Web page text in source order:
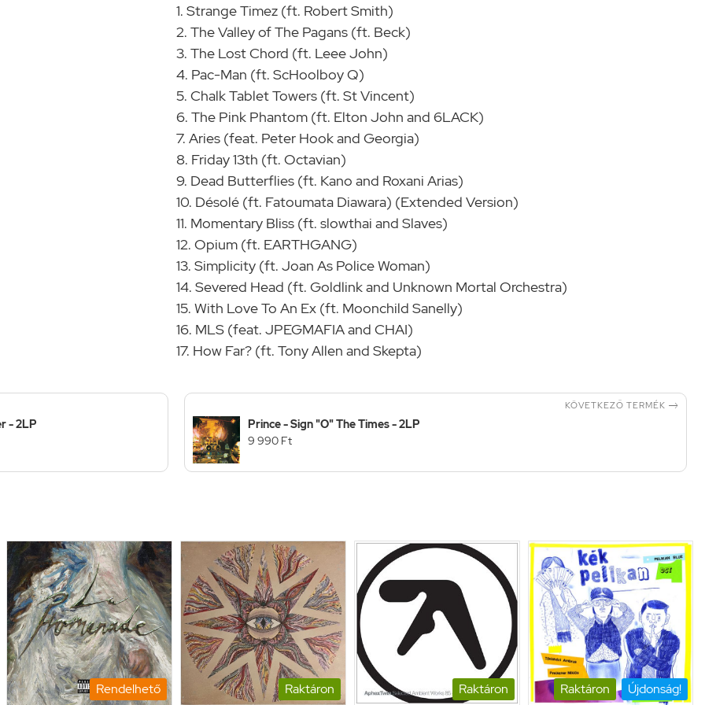
1. Strange Timez (ft. Robert Smith)
2. The Valley of The Pagans (ft. Beck)
3. The Lost Chord (ft. Leee John)
4. Pac-Man (ft. ScHoolboy Q)
5. Chalk Tablet Towers (ft. St Vincent)
6. The Pink Phantom (ft. Elton John and 6LACK)
7. Aries (feat. Peter Hook and Georgia)
8. Friday 13th (ft. Octavian)
9. Dead Butterflies (ft. Kano and Roxani Arias)
10. Désolé (ft. Fatoumata Diawara) (Extended Version)
11. Momentary Bliss (ft. slowthai and Slaves)
12. Opium (ft. EARTHGANG)
13. Simplicity (ft. Joan As Police Woman)
14. Severed Head (ft. Goldlink and Unknown Mortal Orchestra)
15. With Love To An Ex (ft. Moonchild Sanelly)
16. MLS (feat. JPEGMAFIA and CHAI)
17. How Far? (ft. Tony Allen and Skepta)
- 2LP
KÖVETKEZŐ TERMÉK 
Prince - Sign "O" The Times - 2LP
9 990 Ft
Rendelhető Raktáron Raktáron Raktáron Újdonság!